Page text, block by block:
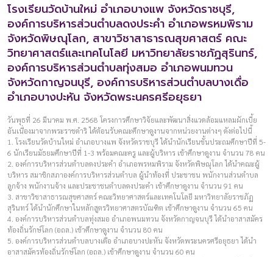
โรงเรียนวัดบ้านใหม่ อำเภอบางแพ จังหวัดราชบุรี,
องค์การบริหารส่วนตำบลดงประคำ อำเภอพรหมพิราม
จังหวัดพิษณุโลก, สาขาวิชาสาธารณสุขศาสตร์ คณะ
วิทยาศาสตร์และเทคโนโลยี มหาวิทยาลัยราชภัฏสุรินทร์,
องค์การบริหารส่วนตำบลทุ่งสมอ อำเภอพนมทวน
จังหวัดกาญจนบุรี, องค์การบริหารส่วนตำบลบางเดื่อ
อำเภอบางปะหัน จังหวัดพระนครศรีอยุธยา
วันพุธที่ 26 มีนาคม พ.ศ. 2568 โครงการศึกษาวิจัยและพัฒนาสิ่งแวดล้อมแหลมผักเบี้ย
อันเนื่องมาจากพระราชดำริ ได้ต้อนรับคณะศึกษาดูงานจากหน่วยงานต่างๆ ดังต่อไปนี้
1. โรงเรียนวัดบ้านใหม่ อำเภอบางแพ จังหวัดราชบุรี ได้นำนักเรียนชั้นประถมศึกษาปีที่ 5-
6 นักเรียนมัธยมศึกษาปีที่ 1-3 พร้อมคณะครู และผู้บริหาร เข้าศึกษาดูงาน จำนวน 78 คน
2. องค์การบริหารส่วนตำบลดงประคำ อำเภอพรหมพิราม จังหวัดพิษณุโลก ได้นำคณะผู้
บริหาร สมาชิกสภาองค์การบริหารส่วนตำบล ผู้นำท้องที่ ประชาชน พนักงานส่วนตำบล
ลูกจ้าง พนักงานจ้าง และประชาชนตำบลดงประคำ เข้าศึกษาดูงาน จำนวน 91 คน
3. สาขาวิชาสาธารณสุขศาสตร์ คณะวิทยาศาสตร์และเทคโนโลยี มหาวิทยาลัยราชภัฏ
สุรินทร์ ได้นำนักศึกษาในหลักสูตรวิทยาศาสตรบัณฑิต เข้าศึกษาดูงาน จำนวน 65 คน
4. องค์การบริหารส่วนตำบลทุ่งสมอ อำเภอพนมทวน จังหวัดกาญจนบุรี ได้นำอาสาสมัคร
ท้องถิ่นรักษ์โลก (อถล.) เข้าศึกษาดูงาน จำนวน 80 คน
5. องค์การบริหารส่วนตำบลบางเดื่อ อำเภอบางปะหัน จังหวัดพระนครศรีอยุธยา ได้นำ
อาสาสมัครท้องถิ่นรักษ์โลก (อถล.) เข้าศึกษาดูงาน จำนวน 60 คน